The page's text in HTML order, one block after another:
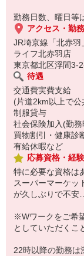
勤務日数、曜日等
アクセス・勤
JR埼京線「北赤
ライフ北赤羽店
東京都北区浮間3-
待遇
交通費実費支給
(片道2km以上で
制服貸与
社会保険加入(勤
買物割引・健康診
有給休暇など
応募資格・経験
特に必要な資格は
スーパーマーケッ
が久しぶりで不安
※Wワークをご希
としていただくこ
22時以降の勤務は